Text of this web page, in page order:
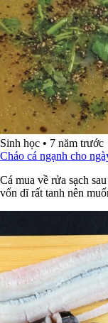
Sinh học • 7 năm trước
Cháo cá ngạnh cho
Cá mua về rửa sạch
vốn dĩ rất tanh nên